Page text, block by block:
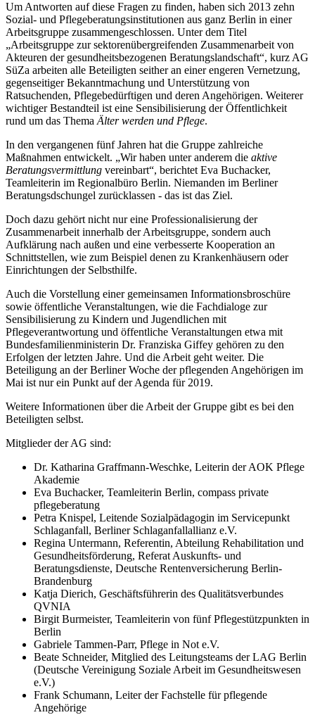
Um Antworten auf diese Fragen zu finden, haben sich 2013 zehn
Sozial- und Pflegeberatungsinstitutionen aus ganz Berlin in einer
Arbeitsgruppe zusammengeschlossen. Unter dem Titel
„Arbeitsgruppe zur sektorenübergreifenden Zusammenarbeit von
Akteuren der gesundheitsbezogenen Beratungslandschaft“, kurz AG
SüZa arbeiten alle Beteiligten seither an einer engeren Vernetzung,
gegenseitiger Bekanntmachung und Unterstützung von
Ratsuchenden, Pflegebedürftigen und deren Angehörigen. Weiterer
wichtiger Bestandteil ist eine Sensibilisierung der Öffentlichkeit
rund um das Thema Älter werden und Pflege.
In den vergangenen fünf Jahren hat die Gruppe zahlreiche
Maßnahmen entwickelt. „Wir haben unter anderem die aktive
Beratungsvermittlung vereinbart“, berichtet Eva Buchacker,
Teamleiterin im Regionalbüro Berlin. Niemanden im Berliner
Beratungsdschungel zurücklassen - das ist das Ziel.
Doch dazu gehört nicht nur eine Professionalisierung der
Zusammenarbeit innerhalb der Arbeitsgruppe, sondern auch
Aufklärung nach außen und eine verbesserte Kooperation an
Schnittstellen, wie zum Beispiel denen zu Krankenhäusern oder
Einrichtungen der Selbsthilfe.
Auch die Vorstellung einer gemeinsamen Informationsbroschüre
sowie öffentliche Veranstaltungen, wie die Fachdialoge zur
Sensibilisierung zu Kindern und Jugendlichen mit
Pflegeverantwortung und öffentliche Veranstaltungen etwa mit
Bundesfamilienministerin Dr. Franziska Giffey gehören zu den
Erfolgen der letzten Jahre. Und die Arbeit geht weiter. Die
Beteiligung an der Berliner Woche der pflegenden Angehörigen im
Mai ist nur ein Punkt auf der Agenda für 2019.
Weitere Informationen über die Arbeit der Gruppe gibt es bei den
Beteiligten selbst.
Mitglieder der AG sind:
Dr. Katharina Graffmann-Weschke, Leiterin der AOK Pflege
Akademie
Eva Buchacker, Teamleiterin Berlin, compass private
pflegeberatung
Petra Knispel, Leitende Sozialpädagogin im Servicepunkt
Schlaganfall, Berliner Schlaganfallallianz e.V.
Regina Untermann, Referentin, Abteilung Rehabilitation und
Gesundheitsförderung, Referat Auskunfts- und
Beratungsdienste, Deutsche Rentenversicherung Berlin-
Brandenburg
Katja Dierich, Geschäftsführerin des Qualitätsverbundes
QVNIA
Birgit Burmeister, Teamleiterin von fünf Pflegestützpunkten in
Berlin
Gabriele Tammen-Parr, Pflege in Not e.V.
Beate Schneider, Mitglied des Leitungsteams der LAG Berlin
(Deutsche Vereinigung Soziale Arbeit im Gesundheitswesen
e.V.)
Frank Schumann, Leiter der Fachstelle für pflegende
Angehörige